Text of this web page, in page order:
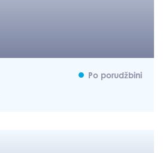
Po porudžbini